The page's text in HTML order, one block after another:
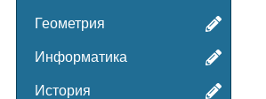
Геометрия
Информатика
История